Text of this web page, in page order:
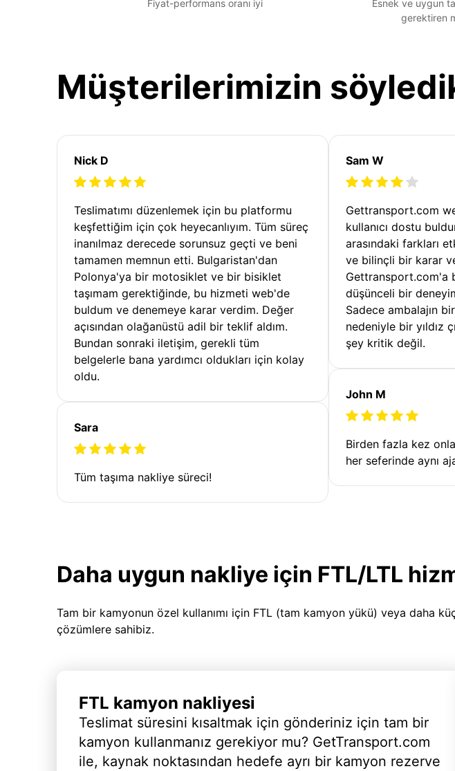
Fiyat-performans oranı iyi
Esnek ve uygun
gerektiren
Müşterilerimizin
Nick D
Teslimatımı düzenlemek için bu platformu
keşfettiğim için çok heyecanlıyım. Tüm süreç
inanılmaz derecede sorunsuz geçti ve beni
tamamen memnun etti. Bulgaristan'dan
Polonya'ya bir motosiklet ve bir bisiklet
taşımam gerektiğinde, bu hizmeti web'de
buldum ve denemeye karar verdim. Değer
açısından olağanüstü adil bir teklif aldım.
Bundan sonraki iletişim, gerekli tüm
belgelerle bana yardımcı oldukları için kolay
oldu.
Sara
Tüm taşıma nakliye süreci!
Sam W
Gettransport.com
kullanıcı dostu
arasındaki farkları
ve bilinçli bir karar
Gettransport.com'a
düşünceli bir
Sadece ambalajın
nedeniyle bir yıldız
şey kritik değil.
John M
Birden fazla kez
her seferinde aynı
Daha uygun nakliye için FTL/LTL
Tam bir kamyonun özel kullanımı için FTL (tam kamyon yükü) veya daha
çözümlere sahibiz.
FTL kamyon nakliyesi
Teslimat süresini kısaltmak için gönderiniz için tam bir
kamyon kullanmanız gerekiyor mu? GetTransport.com
ile, kaynak noktasından hedefe ayrı bir kamyon rezerve